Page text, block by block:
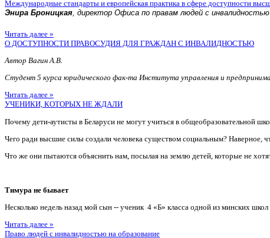
Международные стандарты и европейская практика в сфере доступности
Энира Броницкая, директор Офиса по правам людей с инвалидностью
Читать далее »
О ДОСТУПНОСТИ ПРАВОСУДИЯ ДЛЯ ГРАЖДАН С ИНВАЛИДНОСТЬЮ
Автор Вагин А.В.
Студент 5 курса юридического фак-та Института управления и
Читать далее »
УЧЕНИКИ, КОТОРЫХ НЕ ЖДАЛИ
Почему дети-аутисты в Беларуси не могут учиться в общеобразовательной
Чего ради высшие силы создали человека существом социальным?
Что же они пытаются объяснить нам, посылая на землю детей, которые не
Тимура не бывает
Несколько недель назад мой сын -- ученик 4 «Б» класса одной из минских
Читать далее »
Право людей с инвалидностью на образование